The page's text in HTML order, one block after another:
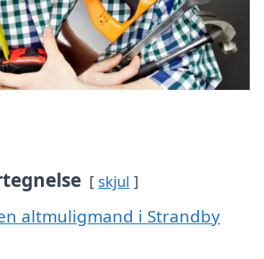
skjul
altmuligmand i Strandby